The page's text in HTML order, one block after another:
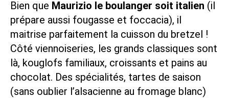
Bien que Maurizio le boulanger soit italien (il
prépare aussi fougasse et foccacia), il
maitrise parfaitement la cuisson du bretzel !
Côté viennoiseries, les grands classiques sont
là, kouglofs familiaux, croissants et pains au
chocolat. Des spécialités, tartes de saison
(sans oublier l’alsacienne au fromage blanc)